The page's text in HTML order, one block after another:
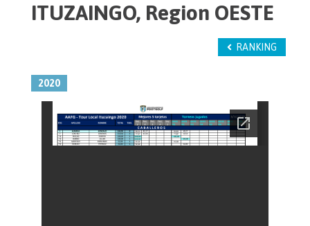
ITUZAINGO, Region OESTE
RANKING
2020